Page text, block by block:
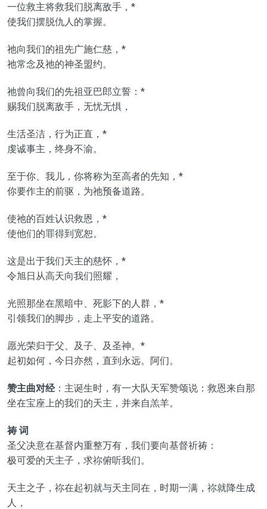
一位救主将救我们脱离敌手，*
使我们摆脱仇人的掌握。
祂向我们的祖先广施仁慈，*
祂常念及祂的神圣盟约。
祂曾向我们的先祖亚巴郎立誓：*
赐我们脱离敌手，无忧无惧，
生活圣洁，行为正直，*
虔诚事主，终身不渝。
至于你、我儿，你将称为至高者的先知，*
你要作主的前驱，为祂预备道路。
使祂的百姓认识救恩，*
使他们的罪得到宽恕。
这是出于我们天主的慈怀，*
令旭日从高天向我们照耀，
光照那坐在黑暗中、死影下的人群，*
引领我们的脚步，走上平安的道路。
愿光荣归于父、及子、及圣神。*
起初如何，今日亦然，直到永远。阿们。
赞主曲对经：主诞生时，有一大队天军赞颂说：救恩来自那
坐在宝座上的我们的天主，并来自羔羊。
祷 词
圣父决意在基督内重整万有，我们要向基督祈祷：
极可爱的天主子，求祢俯听我们。
天主之子，祢在起初就与天主同在，时期一满，祢就降生成
人，